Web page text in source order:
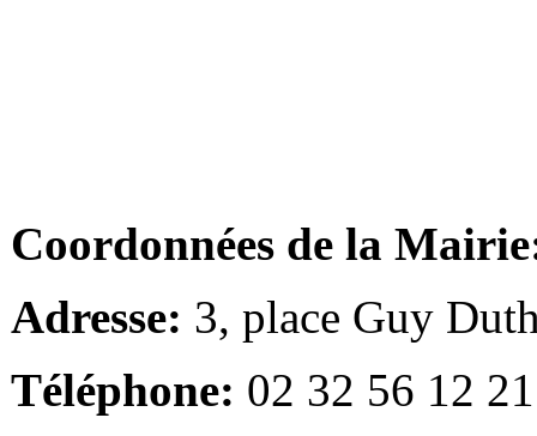
Coordonnées de la
Adresse: 3, place Guy
Téléphone: 02 32 56 12 21